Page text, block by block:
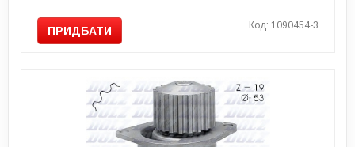
ПРИДБАТИ Код: 1090454-3